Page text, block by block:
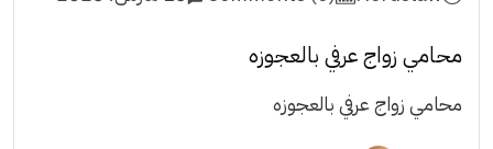
محامي زواج عرفي بالعجوزه
محامي زواج عرفي بالعجوزه